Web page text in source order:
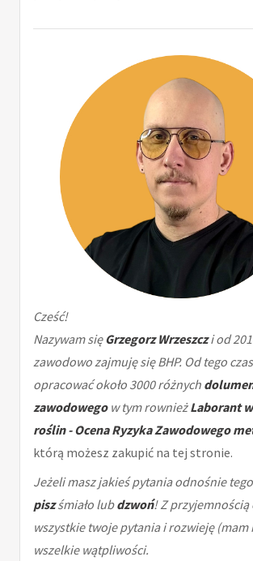
Cześć!
Nazywam sięGrzegorz Wrzeszczi od
zawodowo zajmuję się BHP. Od tego
opracować około 3000 różnych
zawodowegow tym rownieżLaborant
roślin - Ocena Ryzyka Zawodowego
którą możesz zakupić na tej stronie.
Jeżeli masz jakieś pytania odnośnie
piszśmiało lubdzwoń! Z
wszystkie twoje pytania i rozwieję (mam
wszelkie wątpliwości.